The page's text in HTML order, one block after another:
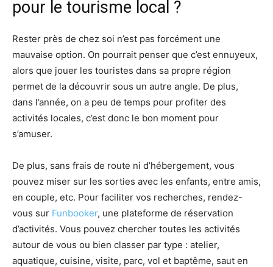
pour le tourisme local ?
Rester près de chez soi n’est pas forcément une
mauvaise option. On pourrait penser que c’est ennuyeux,
alors que jouer les touristes dans sa propre région
permet de la découvrir sous un autre angle. De plus,
dans l’année, on a peu de temps pour profiter des
activités locales, c’est donc le bon moment pour
s’amuser.
De plus, sans frais de route ni d’hébergement, vous
pouvez miser sur les sorties avec les enfants, entre amis,
en couple, etc. Pour faciliter vos recherches, rendez-
vous sur Funbooker, une plateforme de réservation
d’activités. Vous pouvez chercher toutes les activités
autour de vous ou bien classer par type : atelier,
aquatique, cuisine, visite, parc, vol et baptême, saut en